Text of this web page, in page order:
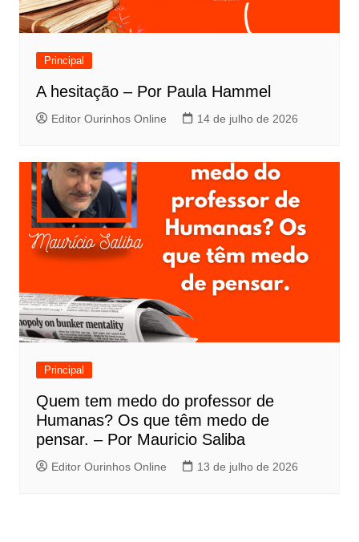
Principal
A hesitação – Por Paula Hammel
Editor Ourinhos Online 14 de julho de 2026
Principal
Quem tem medo do professor de
Humanas? Os que têm medo de
pensar. – Por Mauricio Saliba
Editor Ourinhos Online 13 de julho de 2026